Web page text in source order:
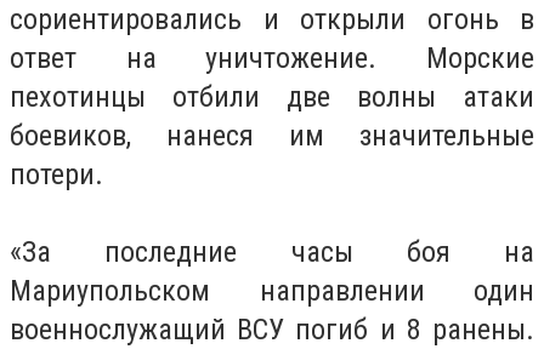
сориентировались и открыли огонь в
ответ на уничтожение. Морские
пехотинцы отбили две волны атаки
боевиков, нанеся им значительные
потери.
«За последние часы боя на
Мариупольском направлении один
военнослужащий ВСУ погиб и 8 ранены.